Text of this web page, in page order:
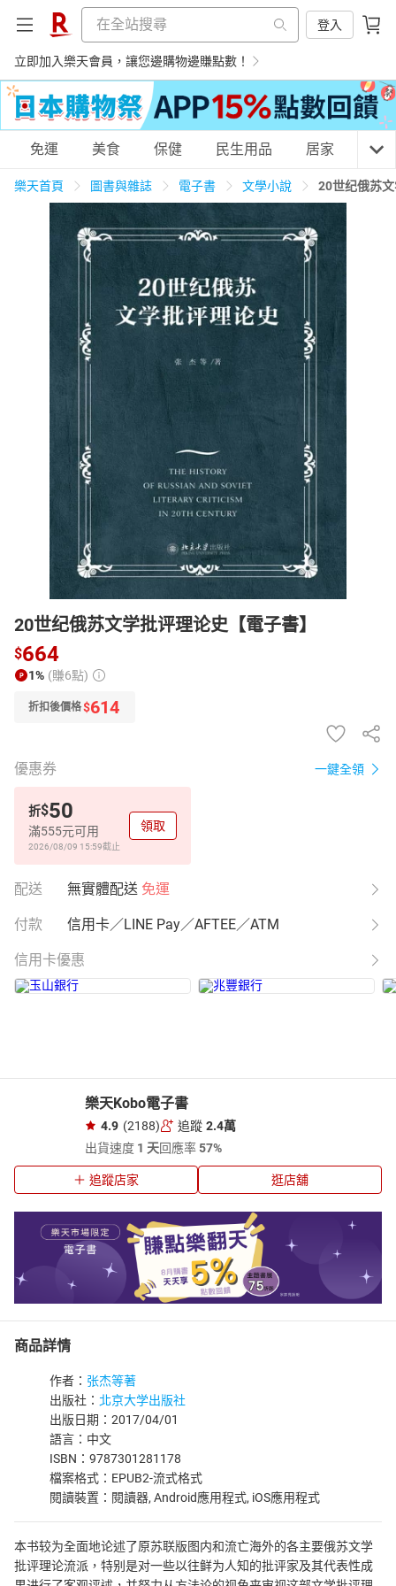
登入
立即加入樂天會員，讓您邊購物邊賺點數！
購物網分類
天天免運 美食蛋糕 養生保健 民生用品
3C家電 運動休閒
日本購物
免運 美食 保健 民生用品 居家 3C
樂天首頁 圖書與雜誌 電子書 文學小說 20世纪俄苏
20世纪俄苏文学批评理论史【電子書】
$664
1% (賺6點)
折扣後價格$614
優惠券 一鍵全領
折$50
滿555元可用
2026/08/09 15:59截止
領取
配送 無實體配送 免運
付款 信用卡／LINE Pay／AFTEE／ATM
信用卡優惠
樂天Kobo電子書
4.9 (2188) 追蹤 2.4萬
出貨速度 1 天回應率57%
追蹤店家 逛店舖
商品詳情
作者： 张杰等著
出版社： 北京大学出版社
出版日期：2017/04/01
語言：中文
ISBN：9787301281178
檔案格式：EPUB2-流式格式
閱讀裝置：閱讀器, Android應用程式, iOS應用程式
本书较为全面地论述了原苏联版图内和流亡海外的各主要俄苏文学
批评理论流派，特别是对一些以往鲜为人知的批评家及其代表性成